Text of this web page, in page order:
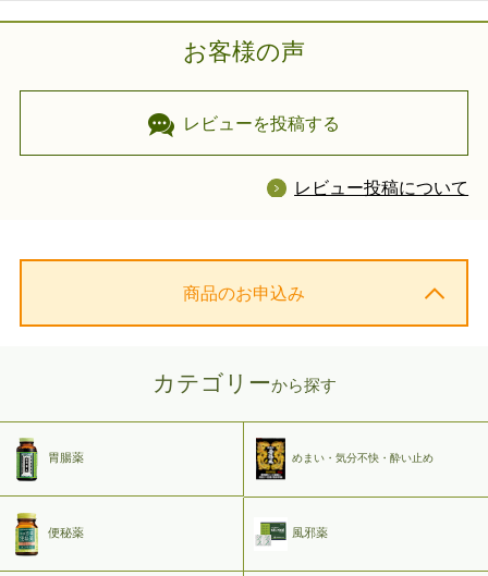
お客様の声
レビューを投稿する
レビュー投稿について
商品のお申込み
カテゴリーから探す
胃腸薬 めまい・気分不快・酔い止め
便秘薬 風邪薬